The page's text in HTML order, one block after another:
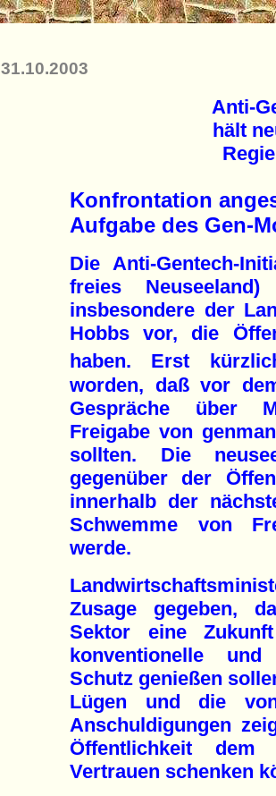
31.10.2003
Anti-
hält
Konfrontation
Aufgabe des Gen-
Die Anti-Gentech-
freies
insbesondere der
Hobbs vor, die
haben. Erst
worden, daß vor
Gespräche über
Freigabe von
sollten. Die
gegenüber der
innerhalb der
Schwemme von
werde.
Zusage gegeben,
Sektor eine
konventionelle und
Schutz genießen
Lügen und die
Anschuldigungen
Öffentlichkeit
Vertrauen schenken